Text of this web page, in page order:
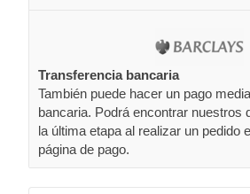
Transferencia bancaria
También puede hacer un pago
bancaria. Podrá encontrar nuestros
la última etapa al realizar un pedido
página de pago.